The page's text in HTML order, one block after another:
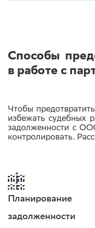
Способы
в работе с
Чтобы
избежать судебных
задолженности с
контролировать.
Планирование
задолженности